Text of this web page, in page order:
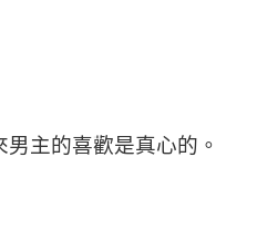
主的喜歡是真心的。